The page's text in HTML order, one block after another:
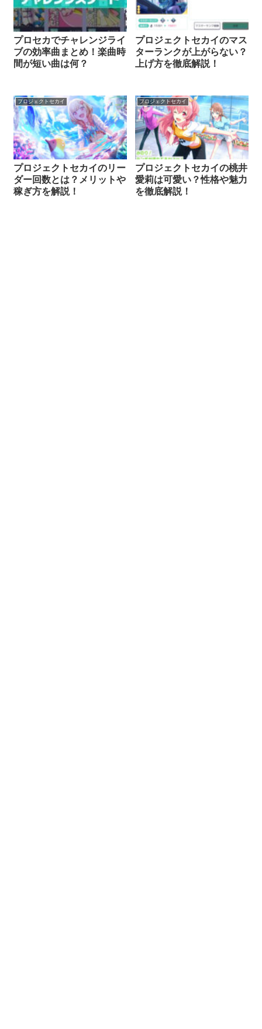
プロセカでチャレンジライ
ブの効率曲まとめ！楽曲時
間が短い曲は何？
プロジェクトセカイのマス
ターランクが上がらない？
上げ方を徹底解説！
プロジェクトセカイ
プロジェクトセカイのリー
ダー回数とは？メリットや
稼ぎ方を解説！
プロジェクトセカイ
プロジェクトセカイの桃井
愛莉は可愛い？性格や魅力
を徹底解説！